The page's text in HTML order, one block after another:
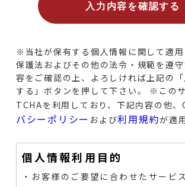
※当社が保有する個人情報に関して適
保護法およびその他の法令・規範を遵守
容をご確認の上、よろしければ上記の
する」ボタンを押して下さい。
※この
TCHAを利用しており、下記内容の他
バシーポリシー および利用規約が適
個人情報利用目的
・お客様のご要望に合わせたサービ